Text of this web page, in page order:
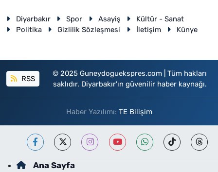
Diyarbakır Spor Asayiş
Kültür - Sanat
Politika
Gizlilik Sözleşmesi İletişim Künye
RSS
© 2025 Guneydoguekspres.com | Tüm hakları
saklıdır. Diyarbakır'ın güvenilir haber kaynağı.
Haber Yazılımı: TE Bilişim
Ana Sayfa